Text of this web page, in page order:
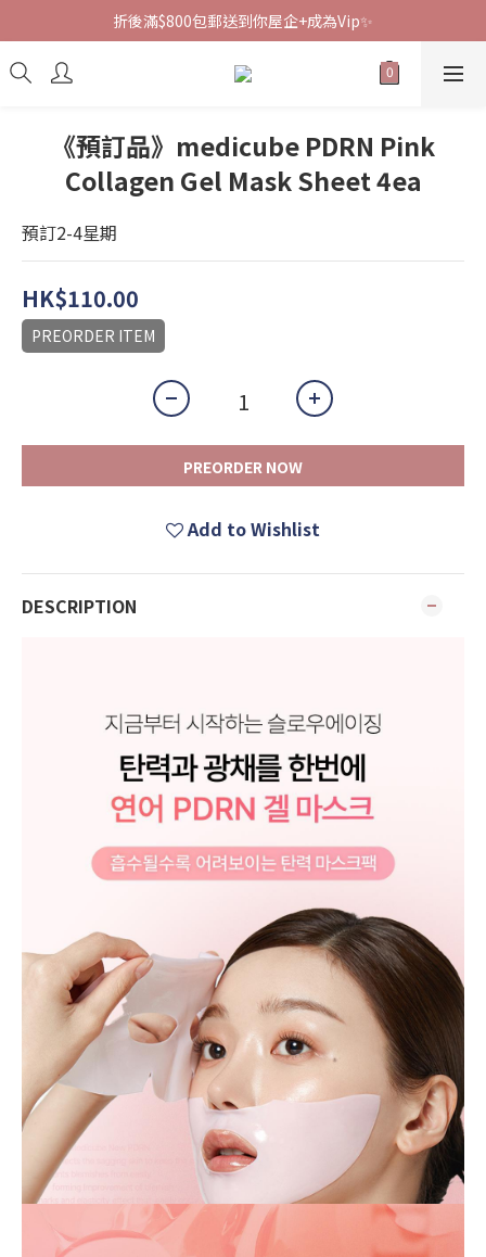
折後滿$800包郵送到你屋企+成為Vip✨
《預訂品》medicube PDRN Pink
Collagen Gel Mask Sheet 4ea
預訂2-4星期
HK$110.00
PREORDER ITEM
PREORDER NOW
Add to Wishlist
DESCRIPTION